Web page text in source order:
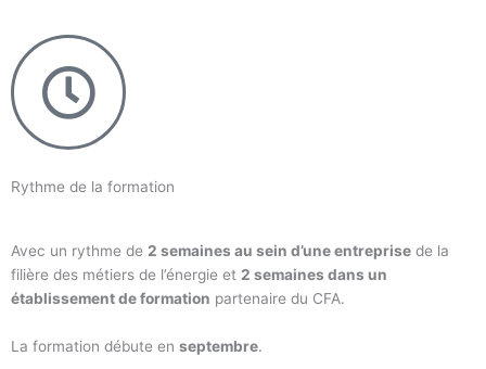
Rythme de la formation
Avec un rythme de 2 semaines au sein d’une entreprise de la
filière des métiers de l’énergie et 2 semaines dans un
établissement de formation partenaire du CFA.
La formation débute en septembre.